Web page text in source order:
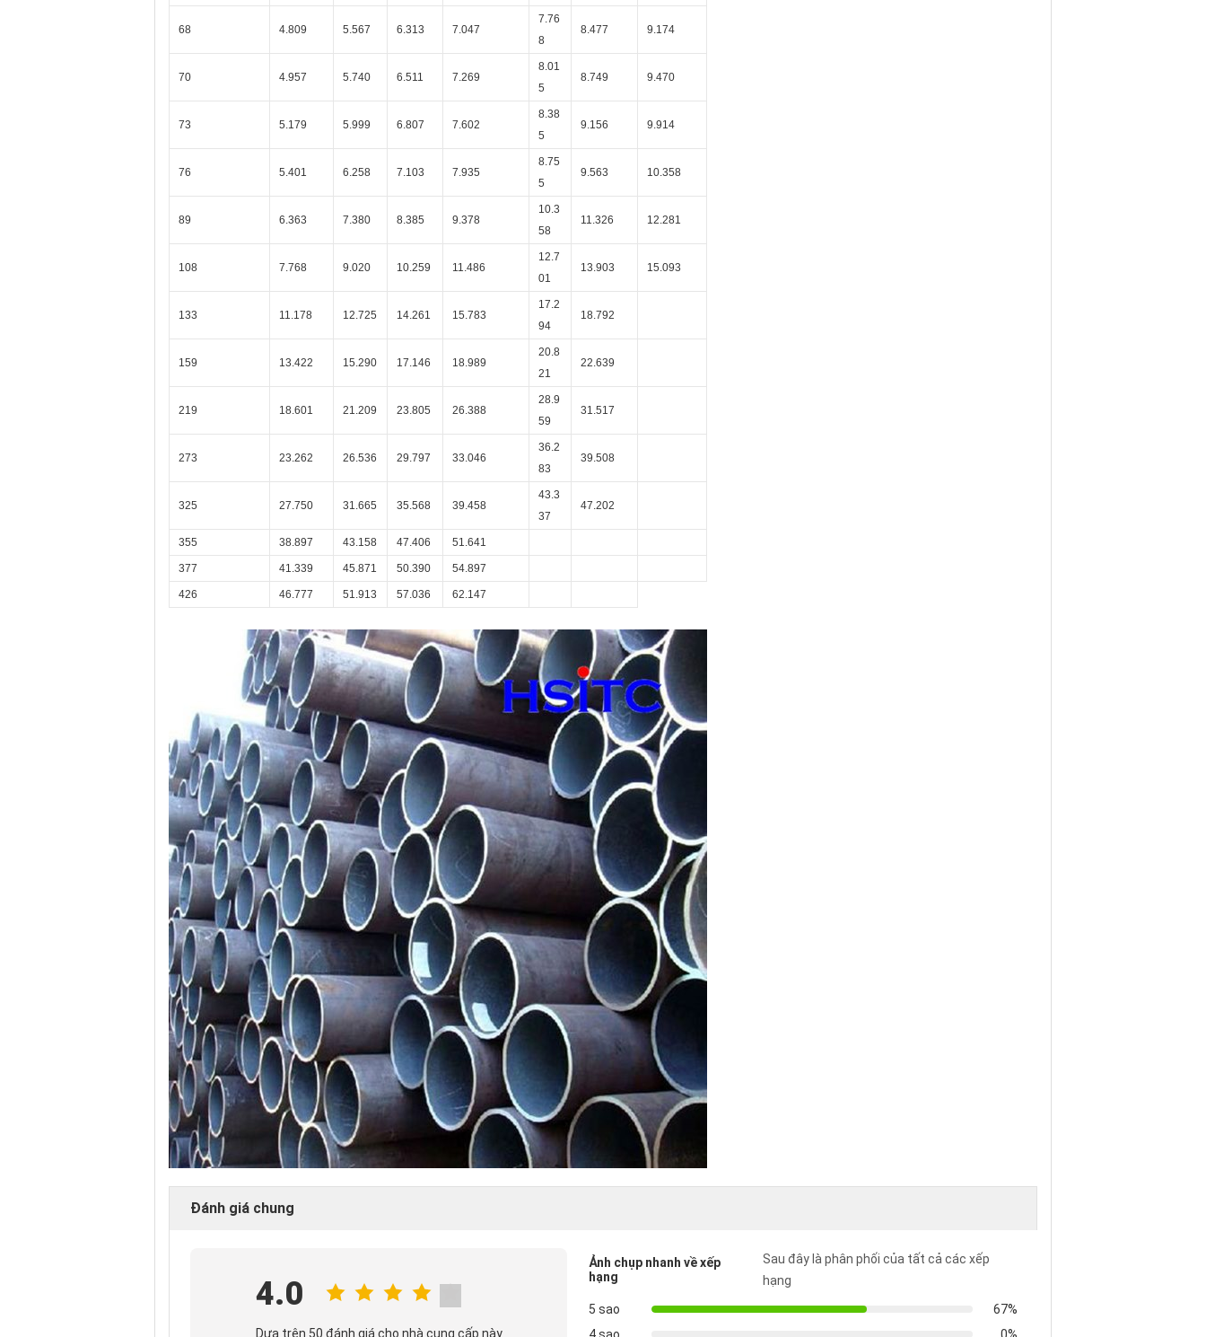
68 4.809 5.567 6.313 7.047
7.76
8
8.477 9.174
70 4.957 5.740 6.511 7.269
8.01
5
8.749 9.470
73 5.179 5.999 6.807 7.602
8.38
5
9.156 9.914
76 5.401 6.258 7.103 7.935
8.75
5
9.563 10.358
89 6.363 7.380 8.385 9.378
10.3
58
11.326 12.281
108 7.768 9.020 10.259 11.486
12.7
01
13.903 15.093
133 11.178 12.725 14.261 15.783
17.2
94
18.792
159 13.422 15.290 17.146 18.989
20.8
21
22.639
219 18.601 21.209 23.805 26.388
28.9
59
31.517
273 23.262 26.536 29.797 33.046
36.2
83
39.508
325 27.750 31.665 35.568 39.458
43.3
37
47.202
355 38.897 43.158 47.406 51.641
377 41.339 45.871 50.390 54.897
426 46.777 51.913 57.036 62.147
Đánh giá chung
4.0
Dựa trên 50 đánh giá cho nhà cung cấp này
Ảnh chụp nhanh về xếp
hạng
Sau đây là phân phối của tất cả các xếp
hạng
5 sao
67%